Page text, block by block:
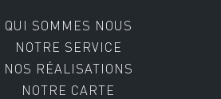
QUI SOMMES NOUS
NOTRE SERVICE
NOS RÉALISATIONS
NOTRE CARTE